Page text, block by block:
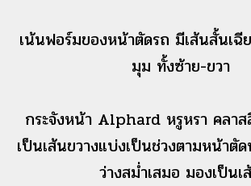
เน้นฟอร์มของหน้าตัดรถ มีเส้นสั้นเฉี
มุม ทั้งซ้าย-ขวา
กระจังหน้า Alphard หรูหรา คลาส
เป็นเส้นขวางแบ่งเป็นช่วงตามหน้าตั
ว่างสม่ำเสมอ มองเป็นเ